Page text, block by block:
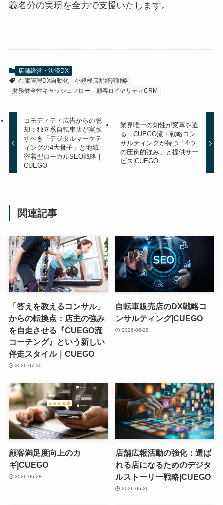
義名分の実現を全力で支援いたします。
店舗経営・決済DX
在庫管理DX自動化
小規模店舗経営戦略
財務健全性キャッシュフロー
顧客ロイヤリティCRM
コモディティ広告からの脱
却：独立系自転車店が実践
すべき「デジタルマーケテ
ィングの4大骨子」と地域
密着型ローカルSEO戦略｜
CUEGO
業界唯一の知性が変革を迫
る：CUEGO流・戦略コン
サルティングが持つ「4つ
の圧倒的強み」と提供サー
ビス|CUEGO
関連記事
「答えを教えるコンサル」
からの転換点：店主の強み
を自走させる『CUEGO流
コーチング』という新しい
伴走スタイル｜CUEGO
2026-07-30
自転車販売店のDX戦略コ
ンサルティング|CUEGO
2026-06-28
顧客満足度向上のカ
ギ|CUEGO
2026-06-28
店舗広報活動の強化：選ば
れる店になるためのデジタ
ルストーリー戦略|CUEGO
2026-06-26